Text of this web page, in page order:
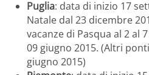
Puglia: data di inizio 17
Natale dal 23 dicembre
vacanze di Pasqua al 2 al
09 giugno 2015. (Altri
giugno 2015)